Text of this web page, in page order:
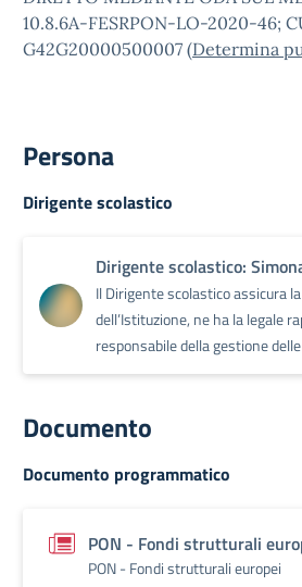
10.8.6A-FESRPON-LO-2020-46;
G42G20000500007 (Determina
Persona
Dirigente scolastico
Dirigente scolastico:
Il Dirigente scolastico assicura
dell’Istituzione, ne ha la legale
responsabile della gestione
Documento
Documento programmatico
PON - Fondi strutturali
PON - Fondi strutturali europei